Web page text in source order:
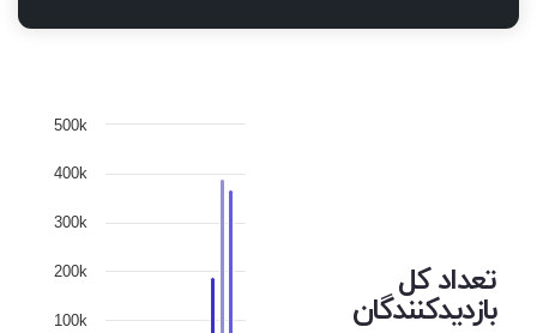
تعداد کل
بازدیدکنندگان 100k
200k
300k
400k
500k